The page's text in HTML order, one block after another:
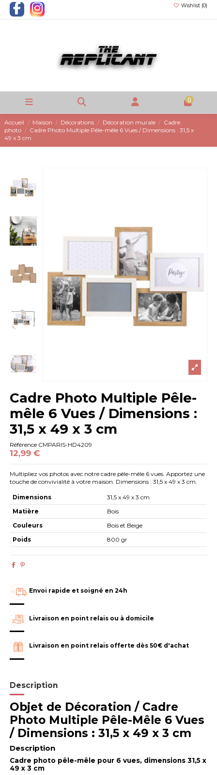
Wishlist (0)
0
Accueil Maison Décorations Décoration murale
Cadre
photo
Cadre Photo Multiple Pêle-mêle 6 Vues / Dimensions : 31,5 x
49 x 3 cm
Cadre Photo Multiple Pêle-
mêle 6 Vues / Dimensions :
31,5 x 49 x 3 cm
Référence CMPARIS-HD4209
12,99 €
Multipliez vos photos avec notre cadre pêle-mêle 6 vues. Apportez une
touche de convivialité à votre maison. Dimensions : 31,5 x 49 x 3 cm.
Dimensions
31,5 x 49 x 3 cm
Matière
Bois
Couleurs
Bois et Beige
Poids
800 gr
Envoi rapide et soigné en 24h
Livraison en point relais ou à domicile
Livraison en point relais offerte dès 50€ d'achat
Description
Objet de Décoration / Cadre
Photo Multiple Pêle-Mêle 6 Vues
/ Dimensions : 31,5 x 49 x 3 cm
Description
Cadre photo pêle-mêle pour 6 vues, dimensions31,5 x
49 x 3 cm